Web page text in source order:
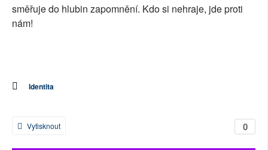
směřuje do hlubin zapomnění. Kdo si nehraje, jde proti
nám!
Identita
0
Vytisknout